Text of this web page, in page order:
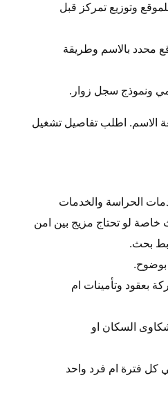
وتوزيع تمركز قبل
بالاسم وطريقة
ونموذج سجل زوار.
الاسم. اطلب تفاصيل تشغيل
الحراسة والخدمات
خاصة لو تحتاج مزيج بين امن
بحث.
بوضوح.
بعقود وتأمينات ام
السكان او
كل فترة ام فرد واحد